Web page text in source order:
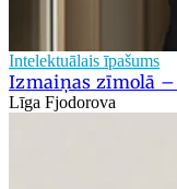
Intelektuālais īpašums
Izmaiņas zīmolā
Līga Fjodorova